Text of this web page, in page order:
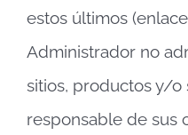
estos últimos
Administrador no
sitios, productos y/o
responsable de sus